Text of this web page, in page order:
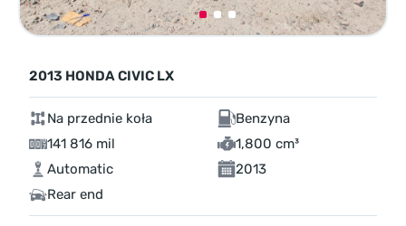
2013 HONDA CIVIC LX
Na przednie koła
Benzyna
141 816 mil
1,800 cm³
Automatic
2013
Rear end